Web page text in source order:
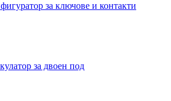
за ключове и контакти
за двоен под